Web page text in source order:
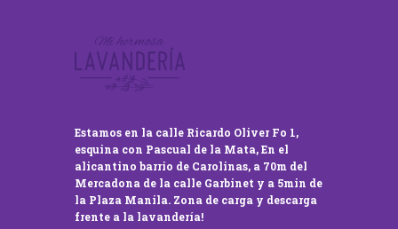
Estamos en la calle Ricardo Oliver Fo 1,
esquina con Pascual de la Mata, En el
alicantino barrio de Carolinas, a 70m del
Mercadona de la calle Garbinet y a 5min de
la Plaza Manila. Zona de carga y descarga
frente a la lavandería!